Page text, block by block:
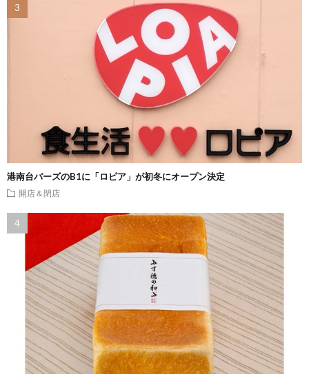
港南台バーズのB1に「ロピア」が初冬にオープン決定
開店＆閉店